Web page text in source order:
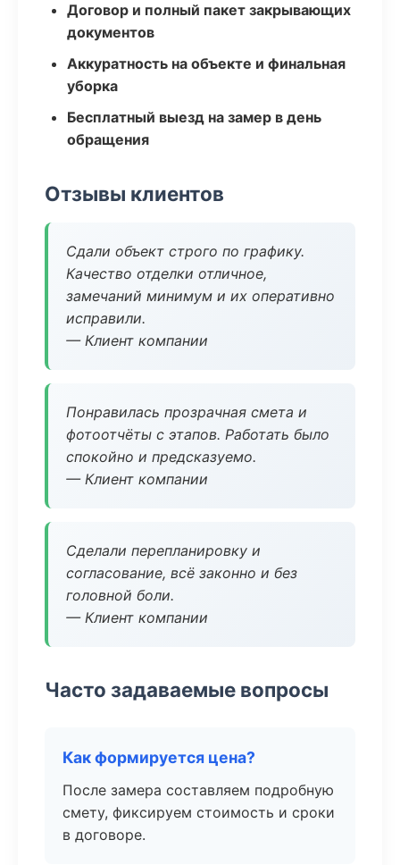
Договор и полный пакет закрывающих
документов
Аккуратность на объекте и финальная
уборка
Бесплатный выезд на замер в день
обращения
Отзывы клиентов
Сдали объект строго по графику.
Качество отделки отличное,
замечаний минимум и их оперативно
исправили.
— Клиент компании
Понравилась прозрачная смета и
фотоотчёты с этапов. Работать было
спокойно и предсказуемо.
— Клиент компании
Сделали перепланировку и
согласование, всё законно и без
головной боли.
— Клиент компании
Часто задаваемые вопросы
Как формируется цена?
После замера составляем подробную
смету, фиксируем стоимость и сроки
в договоре.